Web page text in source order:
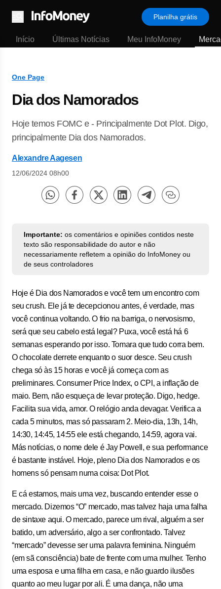
Menu
Planilha grátis
Início Últimas Notícias Meu InfoMoney
One Page
Dia dos Namorados
Hoje temos FOMC e - Principalmente Dot Plot. Digo,
principalmente Dia dos Namorados.
Alexandre Aagesen
12/06/2024 08h00
Importante: os comentários e opiniões contidos neste
texto são responsabilidade do autor e não
necessariamente refletem a opinião do InfoMoney ou
de seus controladores
Hoje é Dia dos Namorados e você tem um encontro com
seu crush. Ele já te decepcionou antes, é verdade, mas
você continua voltando. O frio na barriga, o nervosismo,
será que seu cabelo está legal? Puxa, você está há 6
semanas esperando por isso. Tomara que tudo corra bem.
O chocolate derrete enquanto o suor desce. Seu crush
chega só às 15 horas e você já começa com as
preliminares. Consumer Price Index, o CPI, a inflação de
maio. Bem, não esqueça de levar proteção. Digo, hedge.
Facilita sua vida, amor. O relógio anda devagar. Verifica a
cada 5 minutos, mas só passaram 2. Meio-dia, 13h, 14h,
14:30, 14:45, 14:55 ele está chegando, 14:59, agora vai.
Más notícias, o nome dele é Jay Powell, e sua performance
é bastante instável. Hoje, pleno Dia dos Namorados e os
homens só pensam numa coisa: Dot Plot.
E cá estamos, mais uma vez, buscando entender esse o
mercado. Dizemos “O” mercado, mas talvez haja uma falha
de sintaxe aqui. O mercado, parece um rival, alguém a ser
batido, um adversário, algo a ser confrontado. Talvez
“mercado” devesse ser uma palavra feminina. Ninguém
(em sã consciência) bate de frente com uma mulher. Tenho
uma esposa e uma filha em casa, e não guardo ilusões
quanto ao meu lugar por ali. É uma dança, não uma